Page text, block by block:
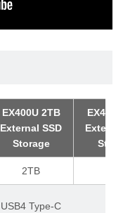
EX400U 2TB
External SSD
Storage
2TB
USB4 Type-C